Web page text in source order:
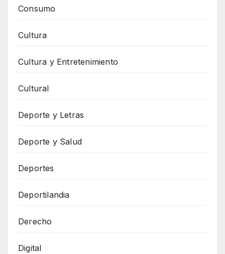
Consumo
Cultura
Cultura y Entretenimiento
Cultural
Deporte y Letras
Deporte y Salud
Deportes
Deportilandia
Derecho
Digital